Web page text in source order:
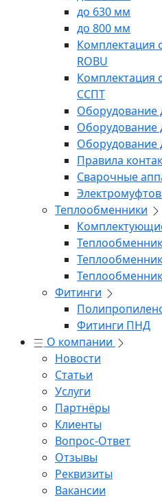
до 630 мм
до 800 мм
Комплектация
ROBU
Комплектация
ССПТ
Оборудование
Оборудование
Оборудование
Правила
Сварочные
Теплообменники
Фитинги
Фитинги ПНД
О компании
Новости
Статьи
Услуги
Партнёры
Клиенты
Вопрос-Ответ
Отзывы
Реквизиты
Вакансии